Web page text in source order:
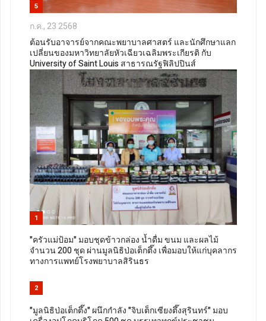
5
ก.ค., 23 2568
ต้อนรับอาจารย์จากคณะพยาบาลศาสตร์ และนักศึกษาแลก
เปลี่ยนของมหาวิทยาลัยหัวเฉียวเฉลิมพระเกียรติ กับ
University of Saint Louis สาธารณรัฐฟิลิปปินส์
1
"ครัวแม่ป้อม" มอบชุดข้าวกล่อง น้ำดื่ม ขนม และผลไม้
จำนวน 200 ชุด ผ่านมูลนิธิป่อเต็กตึ๊ง เพื่อมอบให้แก่บุคลากร
ทางการแพทย์โรงพยาบาลสิรินธร
2
"มูลนิธิป่อเต็กตึ๊ง" ผนึกกำลัง "จิบเต็กเซียงตึ๊งสุรินทร์" มอบ